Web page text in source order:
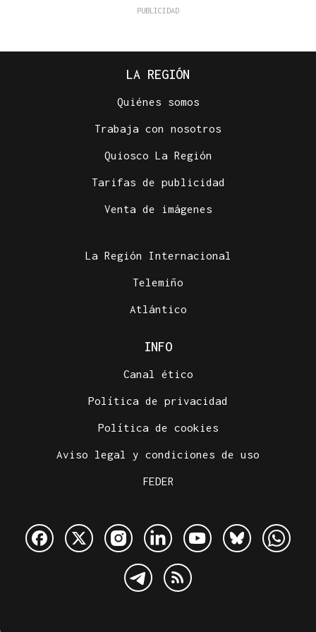
LA REGIÓN
Quiénes somos
Trabaja con nosotros
Quiosco La Región
Tarifas de publicidad
Venta de imágenes
La Región Internacional
Telemiño
Atlántico
INFO
Canal ético
Política de privacidad
Política de cookies
Aviso legal y condiciones de uso
FEDER